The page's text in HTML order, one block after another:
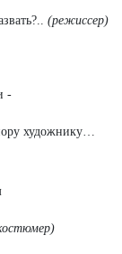
(режиссер)
-
художнику…